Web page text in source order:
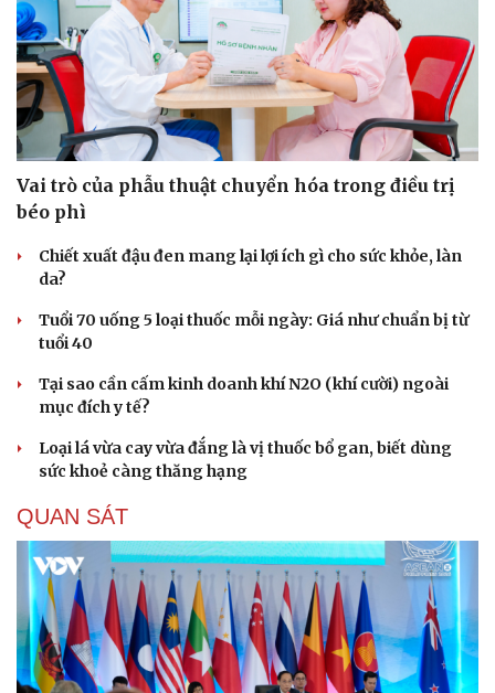
Vai trò của phẫu thuật chuyển hóa trong điều trị
béo phì
Chiết xuất đậu đen mang lại lợi ích gì cho sức khỏe, làn
da?
Tuổi 70 uống 5 loại thuốc mỗi ngày: Giá như chuẩn bị từ
tuổi 40
Tại sao cần cấm kinh doanh khí N2O (khí cười) ngoài
mục đích y tế?
Loại lá vừa cay vừa đắng là vị thuốc bổ gan, biết dùng
sức khoẻ càng thăng hạng
QUAN SÁT